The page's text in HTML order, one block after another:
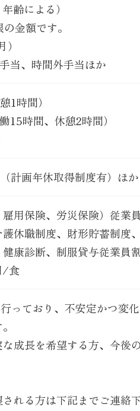
齢による）
金額です。
当、時間外手当ほか
時間）
時間、休憩2時間）
計画年休取得制度有）ほか
用保険、労災保険）従業
休職制度、財形貯蓄制度
康診断、制服貸与従業員
/食
っており、不安定かつ変
成長を希望する方、今後
れる方は下記までご連絡下